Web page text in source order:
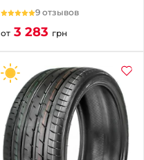
9 отзывов
от 3 283 грн